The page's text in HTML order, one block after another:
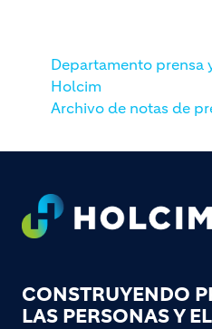
Departamento prensa
Holcim
Archivo de notas de
Footer
CONSTRUYENDO
LAS PERSONAS Y